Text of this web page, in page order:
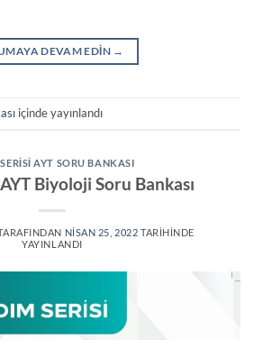
DEVAM EDIN →
içinde yayınlandı
AYT SORU BANKASI
Biyoloji Soru Bankası
NISAN 25, 2022 TARIHINDE
YAYINLANDI